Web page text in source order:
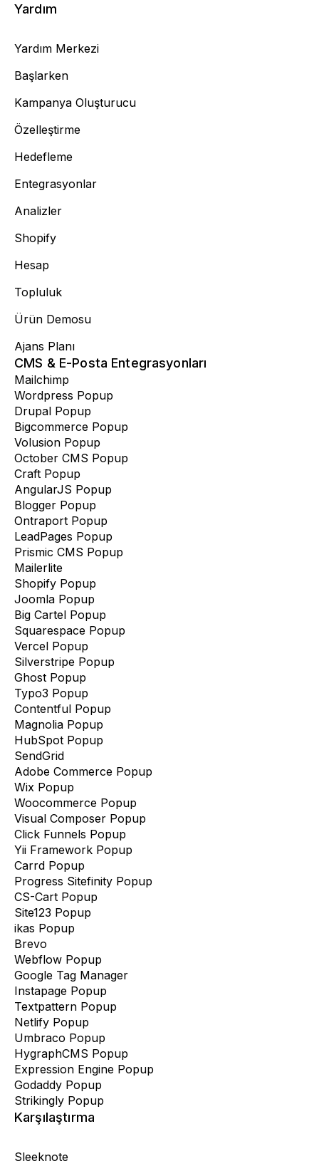
Yardım
Yardım Merkezi
Başlarken
Kampanya Oluşturucu
Özelleştirme
Hedefleme
Entegrasyonlar
Analizler
Shopify
Hesap
Topluluk
Ürün Demosu
Ajans Planı
CMS & E-Posta Entegrasyonları
Mailchimp
Wordpress Popup
Drupal Popup
Bigcommerce Popup
Volusion Popup
October CMS Popup
Craft Popup
AngularJS Popup
Blogger Popup
Ontraport Popup
LeadPages Popup
Prismic CMS Popup
Mailerlite
Shopify Popup
Joomla Popup
Big Cartel Popup
Squarespace Popup
Vercel Popup
Silverstripe Popup
Ghost Popup
Typo3 Popup
Contentful Popup
Magnolia Popup
HubSpot Popup
SendGrid
Adobe Commerce Popup
Wix Popup
Woocommerce Popup
Visual Composer Popup
Click Funnels Popup
Yii Framework Popup
Carrd Popup
Progress Sitefinity Popup
CS-Cart Popup
Site123 Popup
ikas Popup
Brevo
Webflow Popup
Google Tag Manager
Instapage Popup
Textpattern Popup
Netlify Popup
Umbraco Popup
HygraphCMS Popup
Expression Engine Popup
Godaddy Popup
Strikingly Popup
Karşılaştırma
Sleeknote